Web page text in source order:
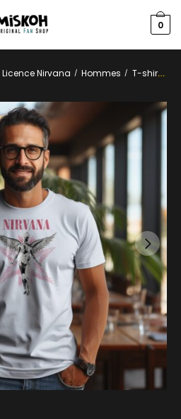
0
Licence Nirvana / Hommes / T-shirt